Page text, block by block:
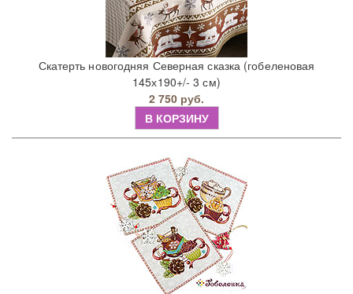
Скатерть новогодняя Северная сказка (гобеленовая
145х190+/- 3 см)
2 750 руб.
В КОРЗИНУ